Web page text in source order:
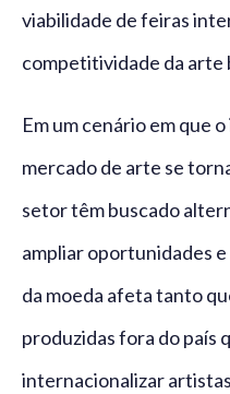
viabilidade de feiras
competitividade da arte
Em um cenário em que
mercado de arte se
setor têm buscado
ampliar oportunidades
da moeda afeta tanto
produzidas fora do país
internacionalizar